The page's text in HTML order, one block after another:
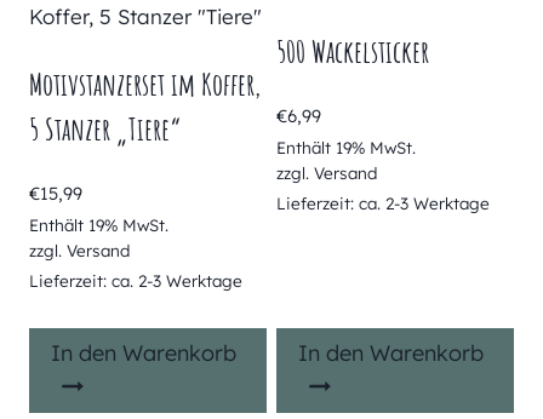
Motivstanzerset im Koffer,
5 Stanzer „Tiere“
€15,99
Enthält 19% MwSt.
zzgl. Versand
Lieferzeit: ca. 2-3 Werktage
In den Warenkorb
500 Wackelsticker
€6,99
Enthält 19% MwSt.
zzgl. Versand
Lieferzeit: ca. 2-3 Werktage
In den Warenkorb